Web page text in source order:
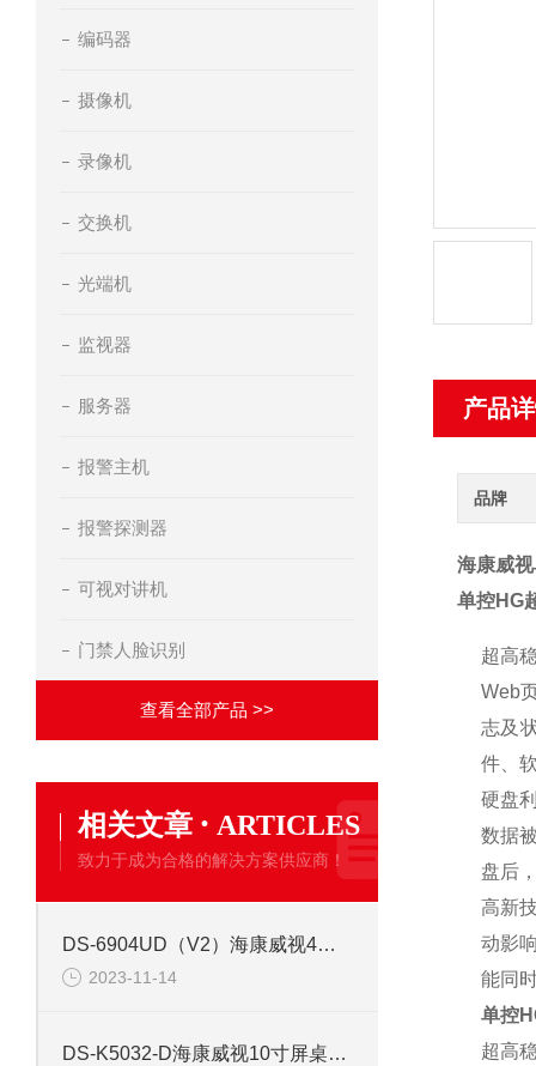
编码器
摄像机
录像机
交换机
光端机
监视器
服务器
报警主机
报警探测器
可视对讲机
门禁人脸识别
查看全部产品 >>
相关文章 · ARTICLES
致力于成为合格的解决方案供应商！
DS-6904UD（V2）海康威视4路高清视频解码器
2023-11-14
DS-K5032-D海康威视10寸屏桌面式人证核验终端
产品
品牌
海康威
单控HG
超高
Web
志及
件、
硬盘
数据
盘后
高新
动影
能同
单控
超高